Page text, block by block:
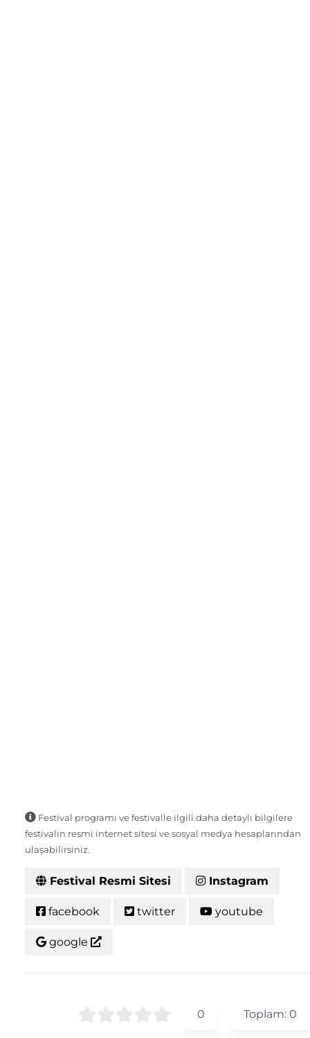
Festival programı ve festivalle ilgili daha detaylı bilgilere
festivalin resmi internet sitesi ve sosyal medya hesaplarından
ulaşabilirsiniz.
Festival Resmi Sitesi Instagram
facebook twitter youtube
google
0 Toplam: 0